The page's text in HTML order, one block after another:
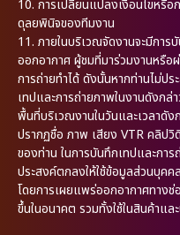
10. การเปลี่ยนแปลงเงื่อนไขหรื
ดุลยพินิจของทีมงาน
11. ภายในบริเวณจัดงานจะมีกา
ออกอากาศ ผู้ชมที่มาร่วมงานหรือ
การถ่ายทำได้ ดังนั้นหากท่านไม่ป
เทปและการถ่ายภาพในงานดังกล่
พื้นที่บริเวณงานในวันและเวลาดั
ปรากฏชื่อ ภาพ เสียง VTR คลิป
ของท่าน ในการบันทึกเทปและกา
ประสงค์ตกลงให้ใช้ข้อมูลส่วนบุคค
โดยการเผยแพร่ออกอากาศทาง
ขึ้นในอนาคต รวมทั้งใช้ในสินค้าแล